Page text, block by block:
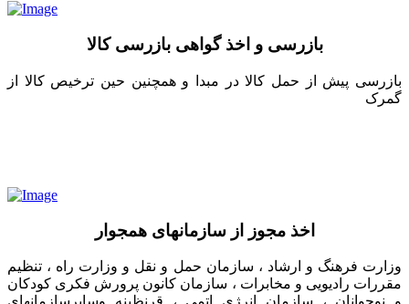
بازرسی و اخذ گواهی بازرسی کالا
بازرسی پیش از حمل کالا در مبدا و همچنین حین ترخیص کالا از
گمرک
اخذ مجوز از سازمانهای همجوار
وزارت فرهنگ و ارشاد ، سازمان حمل و نقل و وزارت راه ، تنظیم
مقررات رادیویی و مخابرات ، سازمان کانون پرورش فکری کودکان